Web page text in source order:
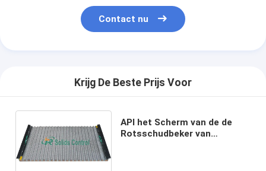
Contact nu
Krijg De Beste Prijs Voor
API het Scherm van de de
Rotsschudbeker van